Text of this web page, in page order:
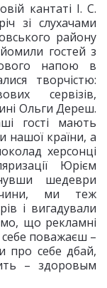
кантаті І. С.
зі слухачами
району
гостей з
напою в
творчістю:
сервізів,
Ольги Дереш.
гості мають
нашої країни, а
херсонці
Юрієм
шедеври
ми теж
і вигадували
що рекламні
поважаєш –
про себе дбай,
– здоровым